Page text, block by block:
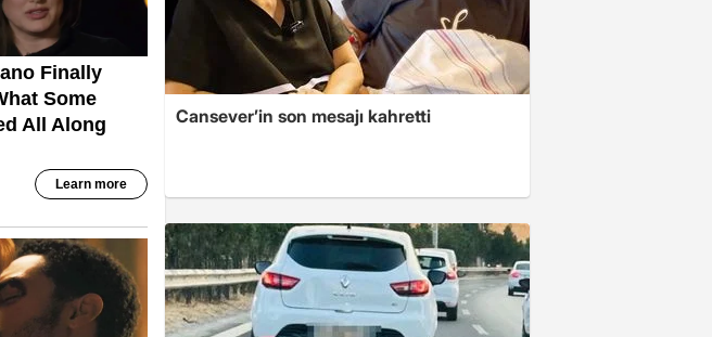
Cansever’in son mesajı kahretti